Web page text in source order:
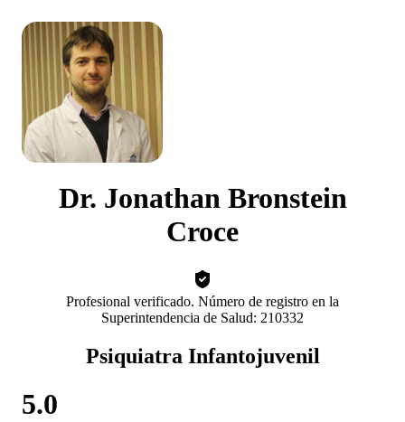
Dr. Jonathan Bronstein
Croce
Profesional verificado. Número de registro en la
Superintendencia de Salud: 210332
Psiquiatra Infantojuvenil
5.0